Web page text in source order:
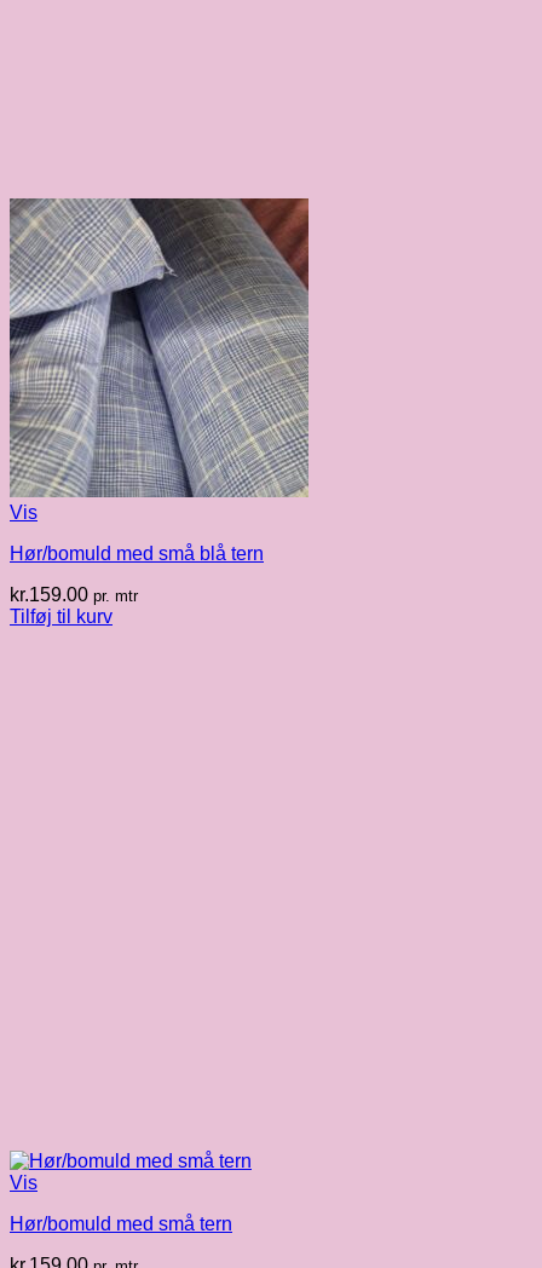
Vis
Hør/bomuld med små blå tern
kr.159.00 pr. mtr
Tilføj til kurv
Vis
Hør/bomuld med små tern